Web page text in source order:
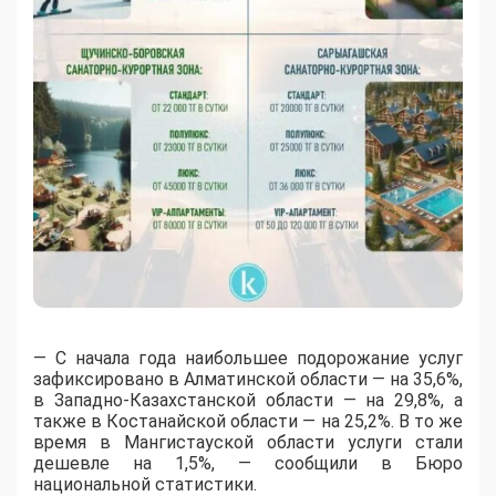
— С начала года наибольшее подорожание услуг
зафиксировано в Алматинской области — на 35,6%,
в Западно-Казахстанской области — на 29,8%, а
также в Костанайской области — на 25,2%. В то же
время в Мангистауской области услуги стали
дешевле на 1,5%, — сообщили в Бюро
национальной статистики.